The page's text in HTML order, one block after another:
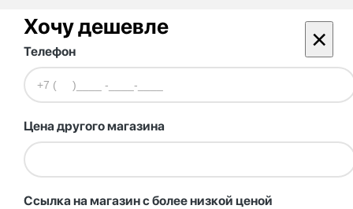
Хочу дешевле ×
Телефон
Цена другого магазина
Ссылка на магазин с более низкой ценой